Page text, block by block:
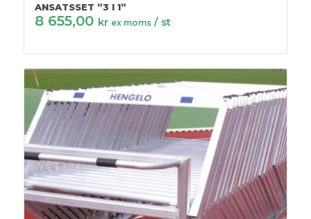
ANSATSSET ”3 I 1”
8 655,00 kr ex moms / st